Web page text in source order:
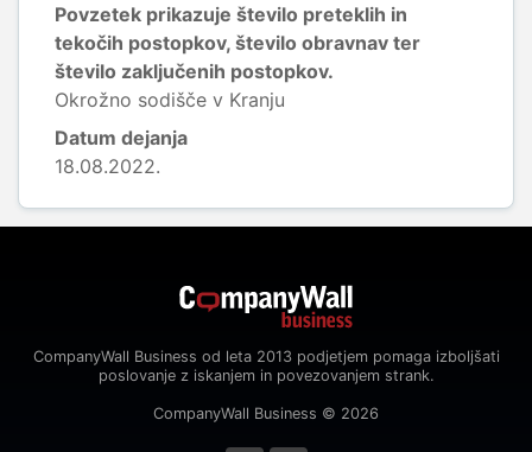
Povzetek prikazuje število preteklih in
tekočih postopkov, število obravnav ter
število zaključenih postopkov.
Okrožno sodišče v Kranju
Datum dejanja
18.08.2022.
CompanyWall Business od leta 2013 podjetjem pomaga izboljšati
poslovanje z iskanjem in povezovanjem strank.
CompanyWall Business © 2026